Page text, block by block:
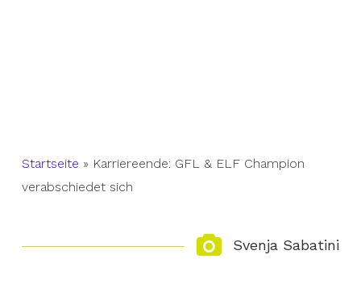
Startseite » Karriereende: GFL & ELF Champion
verabschiedet sich
Svenja Sabatini